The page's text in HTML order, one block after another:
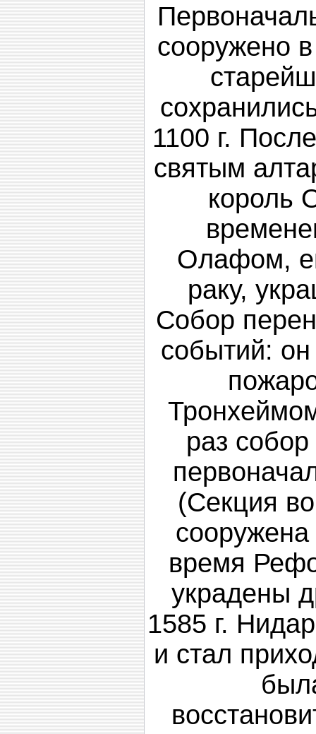
сооружено
1100 г.
святым
король
Олафом,
раку,
Собор
событий:
раз
(Секция
время
украдены
1585 г.
и стал